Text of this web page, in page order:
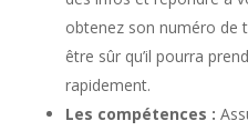
obtenez son numéro de
être sûr qu’il pourra
rapidement.
Les compétences :